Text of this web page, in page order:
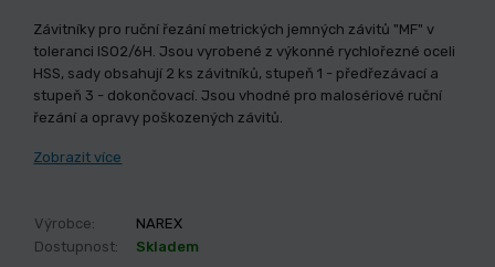
Závitníky pro ruční řezání metrických jemných závitů "MF" v
toleranci ISO2/6H. Jsou vyrobené z výkonné rychlořezné oceli
HSS, sady obsahují 2 ks závitníků, stupeň 1 - předřezávací a
stupeň 3 - dokončovací. Jsou vhodné pro malosériové ruční
řezání a opravy poškozených závitů.
Zobrazit více
Výrobce:
NAREX
Dostupnost:
Skladem